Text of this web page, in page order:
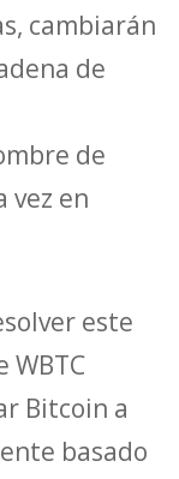
cambiarán
de
de
vez en
este
WBTC
Bitcoin a
basado